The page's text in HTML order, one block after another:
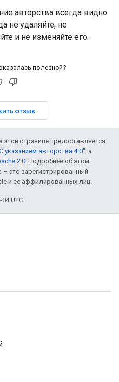
авторства всегда видно
не удаляйте, не
и не изменяйте его.
полезной?
отзыв
этой странице предоставляется
указанием авторства 4.0", а
2.0. Подробнее об этом
– это зарегистрированный
и ее аффилированных лиц.
UTC.